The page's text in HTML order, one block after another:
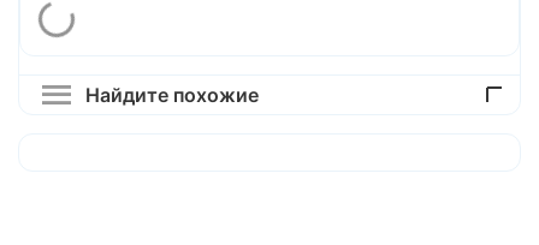
Найдите похожие